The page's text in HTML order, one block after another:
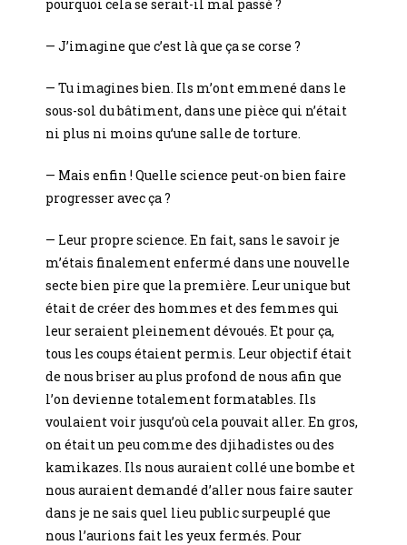
pourquoi cela se serait-il mal passé ?
— J’imagine que c’est là que ça se corse ?
— Tu imagines bien. Ils m’ont emmené dans le
sous-sol du bâtiment, dans une pièce qui n’était
ni plus ni moins qu’une salle de torture.
— Mais enfin ! Quelle science peut-on bien faire
progresser avec ça ?
— Leur propre science. En fait, sans le savoir je
m’étais finalement enfermé dans une nouvelle
secte bien pire que la première. Leur unique but
était de créer des hommes et des femmes qui
leur seraient pleinement dévoués. Et pour ça,
tous les coups étaient permis. Leur objectif était
de nous briser au plus profond de nous afin que
l’on devienne totalement formatables. Ils
voulaient voir jusqu’où cela pouvait aller. En gros,
on était un peu comme des djihadistes ou des
kamikazes. Ils nous auraient collé une bombe et
nous auraient demandé d’aller nous faire sauter
dans je ne sais quel lieu public surpeuplé que
nous l’aurions fait les yeux fermés. Pour